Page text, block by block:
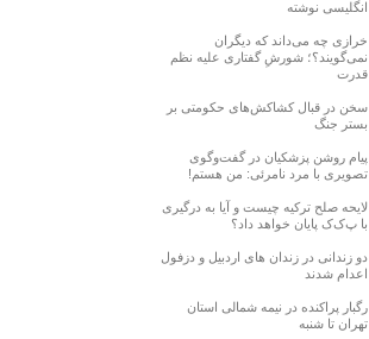
انگلیسی نوشته
خرازی چه می‌داند که دیگران
نمی‌گویند؟؛ شورشِ گفتاری علیه نظم
قدرت
سخن در قبال کشاکش‌های حکومتی بر
بستر جنگ
پیام روشن پزشکیان در گفت‌و‌گوی
تصویری با مرد نامرئی: من هستم!
لایحه صلح ترکیه چیست و آیا به درگیری
با پ‌ک‌ک پایان خواهد داد؟
دو زندانی در زندان های اردبیل و دزفول
اعدام شدند
رگبار پراکنده در نیمه شمالی استان
تهران تا شنبه